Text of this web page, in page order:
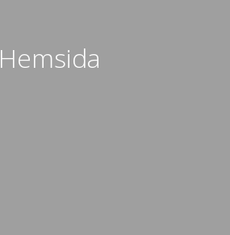
Hemsida